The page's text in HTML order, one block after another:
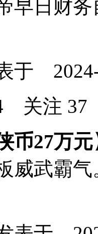
早日财
2024-
关注 37
币27万元
威武霸